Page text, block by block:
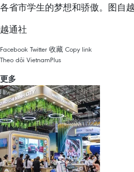
各省市学生的梦想和骄傲。图自
越通社
Facebook Twitter 收藏 Copy link
Theo dõi VietnamPlus
更多